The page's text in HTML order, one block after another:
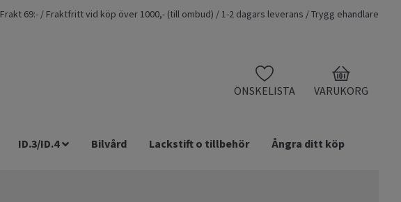
Frakt 69:- / Fraktfritt vid köp över 1000,- (till ombud) / 1-2 dagars leverans / Trygg ehandlare
ÖNSKELISTA
0
VARUKORG
ID.3/ID.4 Bilvård Lackstift o tillbehör Ångra ditt köp